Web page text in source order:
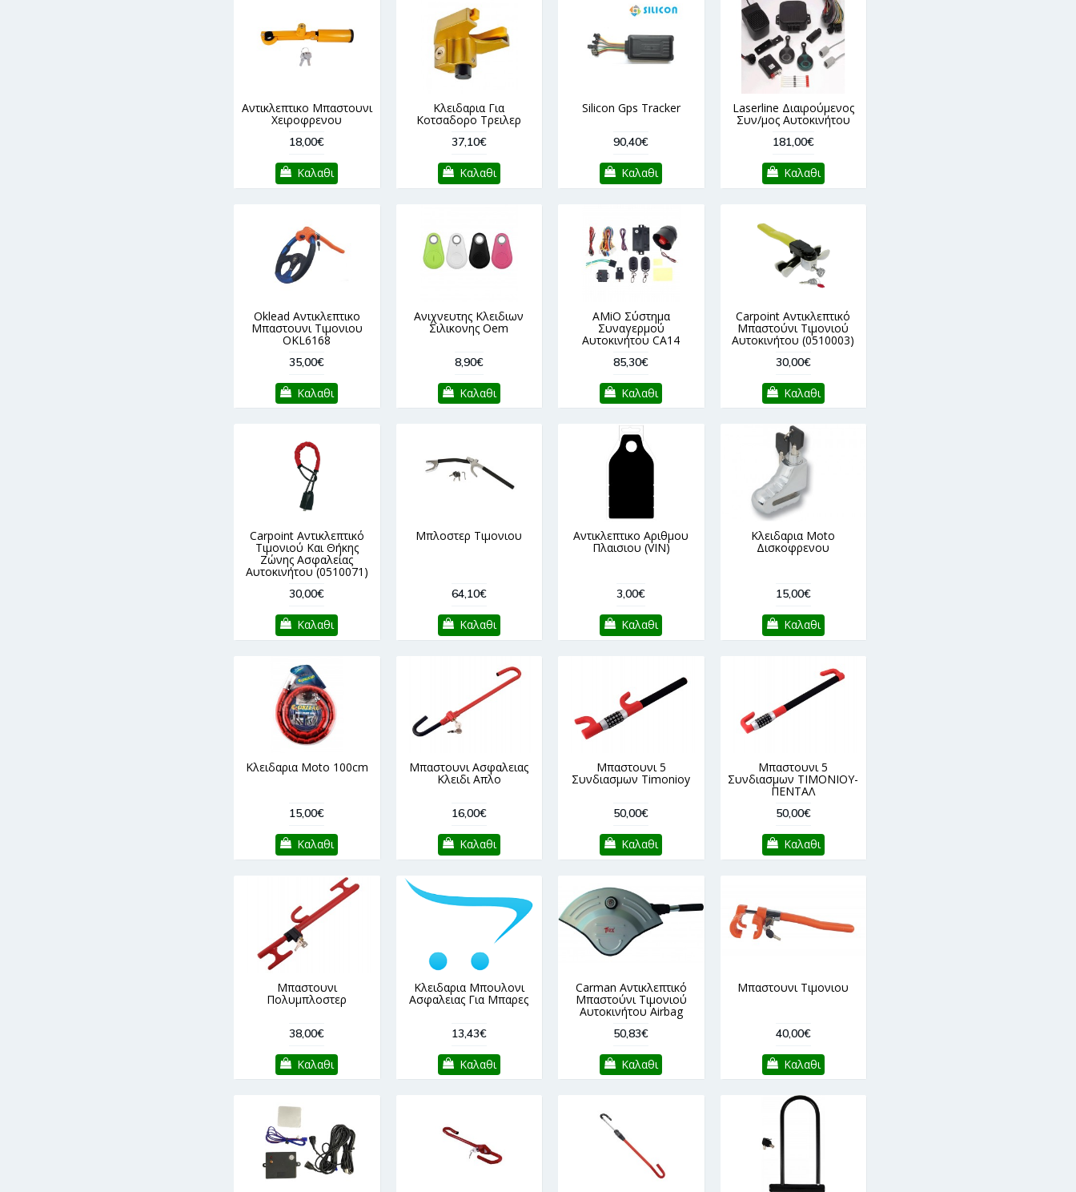
Αντικλεπτικο Μπαστουνι
Χειροφρενου
18,00€
Καλαθι
Κλειδαρια Για
Κοτσαδορο Τρειλερ
37,10€
Καλαθι
Silicon Gps Tracker
90,40€
Καλαθι
Laserline Διαιρούμενος
Συν/μος Αυτοκινήτου
181,00€
Καλαθι
Oklead Αντικλεπτικο
Μπαστουνι Τιμονιου
OKL6168
35,00€
Καλαθι
Ανιχνευτης Κλειδιων
Σιλικονης Oem
8,90€
Καλαθι
AMiO Σύστημα
Συναγερμού
Αυτοκινήτου CA14
85,30€
Καλαθι
Carpoint Αντικλεπτικό
Μπαστούνι Τιμονιού
Αυτοκινήτου (0510003)
30,00€
Καλαθι
Carpoint Αντικλεπτικό
Τιμονιού Και Θήκης
Ζώνης Ασφαλείας
Αυτοκινήτου (0510071)
30,00€
Καλαθι
Μπλοστερ Τιμονιου
64,10€
Καλαθι
Αντικλεπτικο Αριθμου
Πλαισιου (VIN)
3,00€
Καλαθι
Κλειδαρια Moto
Δισκοφρενου
15,00€
Καλαθι
Κλειδαρια Moto 100cm
15,00€
Καλαθι
Μπαστουνι Ασφαλειας
Κλειδι Απλο
16,00€
Καλαθι
Μπαστουνι 5
Συνδιασμων Timonioy
50,00€
Καλαθι
Μπαστουνι 5
Συνδιασμων TIMONIOY-
ΠΕΝΤΑΛ
50,00€
Καλαθι
Μπαστουνι
Πολυμπλοστερ
38,00€
Καλαθι
Κλειδαρια Μπουλονι
Ασφαλειας Για Μπαρες
13,43€
Καλαθι
Carman Αντικλεπτικό
Μπαστούνι Τιμονιού
Αυτοκινήτου Airbag
50,83€
Καλαθι
Μπαστουνι Τιμονιου
40,00€
Καλαθι